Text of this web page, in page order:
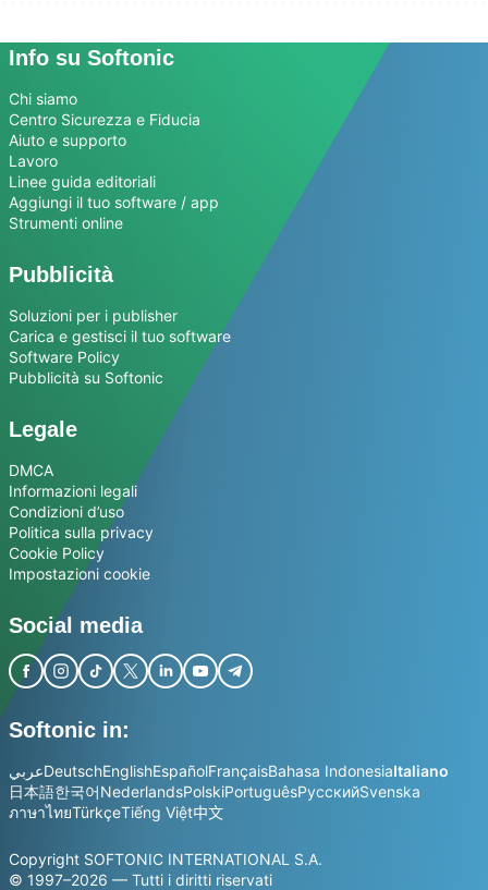
Info su Softonic
Chi siamo
Centro Sicurezza e Fiducia
Aiuto e supporto
Lavoro
Linee guida editoriali
Aggiungi il tuo software / app
Strumenti online
Pubblicità
Soluzioni per i publisher
Carica e gestisci il tuo software
Software Policy
Pubblicità su Softonic
Legale
DMCA
Informazioni legali
Condizioni d’uso
Politica sulla privacy
Cookie Policy
Impostazioni cookie
Social media
Softonic in:
عربيDeutschEnglishEspañolFrançaisBahasa IndonesiaItaliano
日本語한국어NederlandsPolskiPortuguêsРусскийSvenska
ภาษาไทยTürkçeTiếng Việt中文
Copyright SOFTONIC INTERNATIONAL S.A.
© 1997–2026 — Tutti i diritti riservati